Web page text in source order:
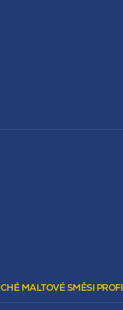
MALTOVÉ SMĚSI